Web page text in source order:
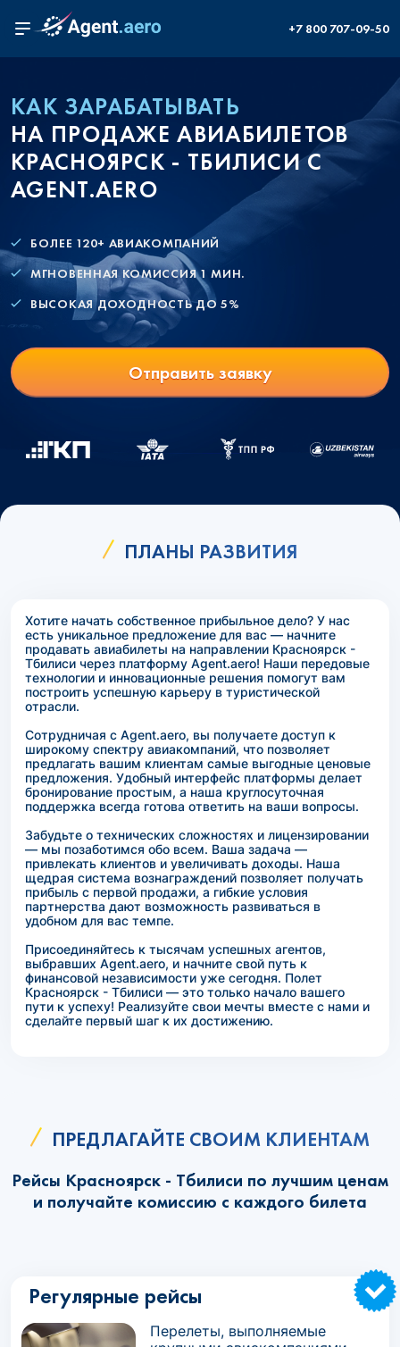
+7 800 707-09-50
КАК ЗАРАБАТЫВАТЬ
НА ПРОДАЖЕ АВИАБИЛЕТОВ
КРАСНОЯРСК - ТБИЛИСИ С
AGENT.AERO
БОЛЕЕ 120+ АВИАКОМПАНИЙ
МГНОВЕННАЯ КОМИССИЯ 1 МИН.
ВЫСОКАЯ ДОХОДНОСТЬ ДО 5%
Отправить заявку
ПЛАНЫ РАЗВИТИЯ
Хотите начать собственное прибыльное дело? У нас
есть уникальное предложение для вас — начните
продавать авиабилеты на направлении Красноярск -
Тбилиси через платформу Agent.aero! Наши передовые
технологии и инновационные решения помогут вам
построить успешную карьеру в туристической
отрасли.
Сотрудничая с Agent.aero, вы получаете доступ к
широкому спектру авиакомпаний, что позволяет
предлагать вашим клиентам самые выгодные ценовые
предложения. Удобный интерфейс платформы делает
бронирование простым, а наша круглосуточная
поддержка всегда готова ответить на ваши вопросы.
Забудьте о технических сложностях и лицензировании
— мы позаботимся обо всем. Ваша задача —
привлекать клиентов и увеличивать доходы. Наша
щедрая система вознаграждений позволяет получать
прибыль с первой продажи, а гибкие условия
партнерства дают возможность развиваться в
удобном для вас темпе.
Присоединяйтесь к тысячам успешных агентов,
выбравших Agent.aero, и начните свой путь к
финансовой независимости уже сегодня. Полет
Красноярск - Тбилиси — это только начало вашего
пути к успеху! Реализуйте свои мечты вместе с нами и
сделайте первый шаг к их достижению.
ПРЕДЛАГАЙТЕ СВОИМ КЛИЕНТАМ
Рейсы Красноярск - Тбилиси по лучшим ценам
и получайте комиссию с каждого билета
Регулярные рейсы
Перелеты, выполняемые